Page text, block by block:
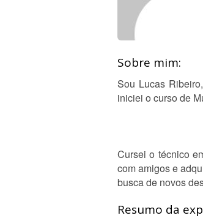
Sobre mim:
Sou Lucas
iniciei o curso de
Cursei o técnico
com amigos e
busca de novos
Resumo da